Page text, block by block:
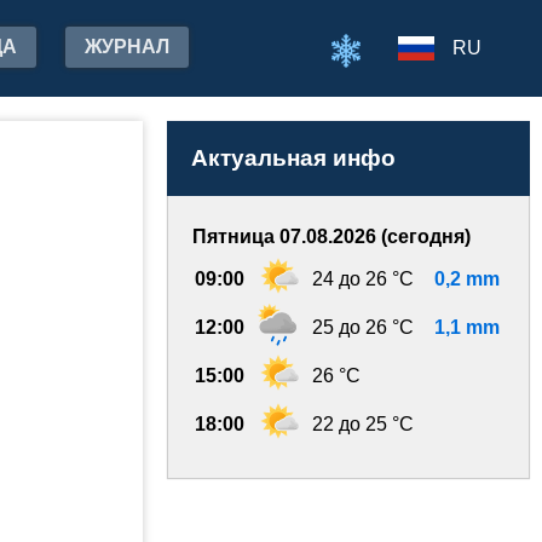
ЖУРНАЛ RU
Актуальная инфо
Пятница 07.08.2026 (сегодня)
09:00 24 до 26 °C 0,2 mm
12:00 25 до 26 °C 1,1 mm
15:00 26 °C
18:00 22 до 25 °C